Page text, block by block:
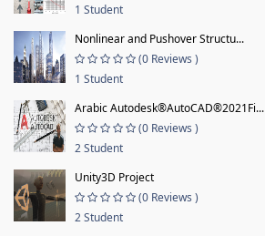
1 Student
Nonlinear and Pushover Structu...
(0 Reviews )
1 Student
Arabic Autodesk®AutoCAD®2021Fi...
(0 Reviews )
2 Student
Unity3D Project
(0 Reviews )
2 Student